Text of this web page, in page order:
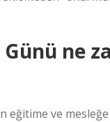
ne
ve